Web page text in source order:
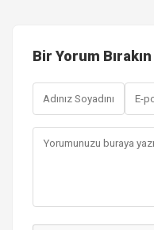
Bir Yorum Bırakın